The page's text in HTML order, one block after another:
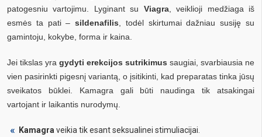
patogesniu vartojimu. Lyginant su Viagra, veiklioji medžiaga iš
esmės ta pati –sildenafilis , todėl skirtumai dažniau susiję su
gamintoju, kokybe, forma ir kaina.
Jei tikslas yra gydyti erekcijos sutrikimus saugiai, svarbiausia ne
vien pasirinkti pigesnį variantą, o įsitikinti, kad preparatas tinka jūsų
sveikatos būklei. Kamagra gali būti naudinga tik atsakingai
vartojant ir laikantis nurodymų.
Kamagra veikia tik esant seksualinei stimuliacijai.